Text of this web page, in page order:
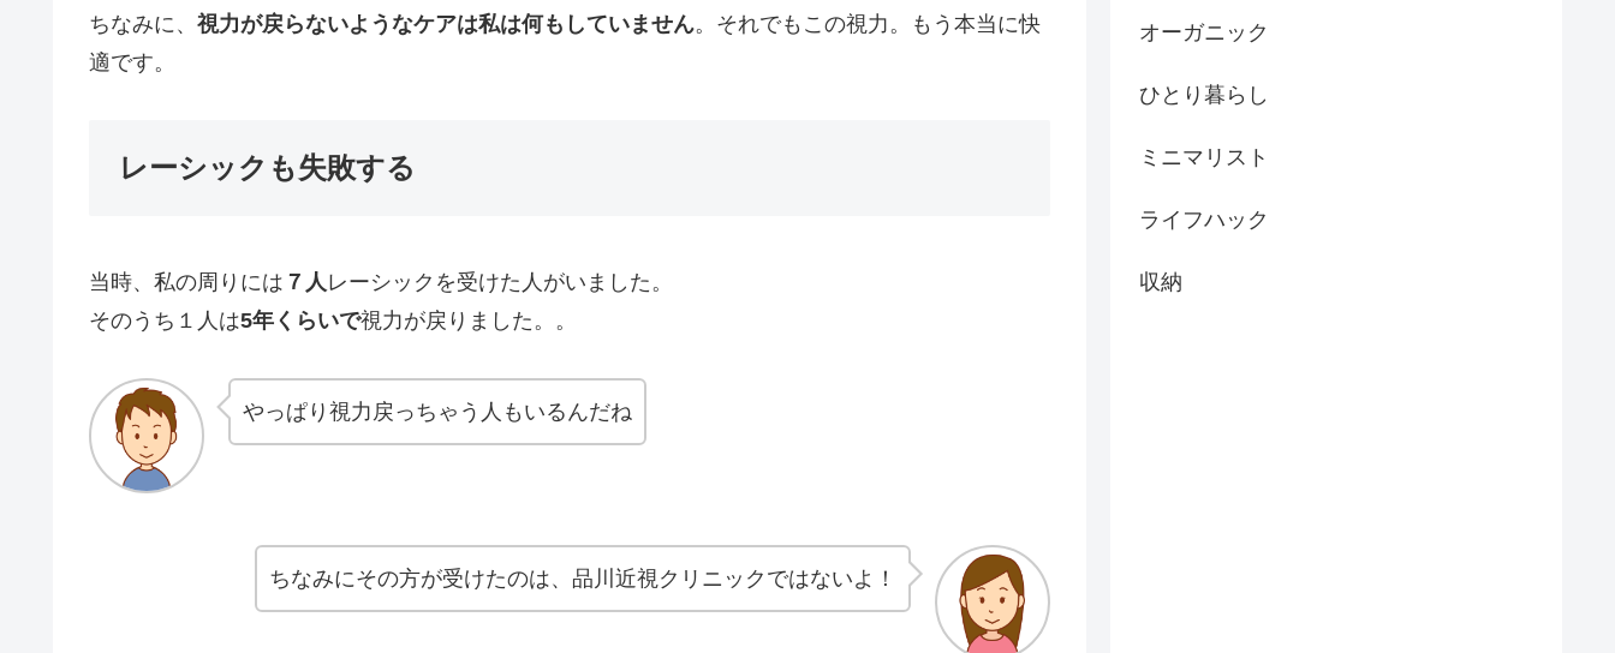
ちなみに、 視力が戻らないようなケアは私は何もしていません。それでもこの視力。もう本当に快
適です。
レーシックも失敗する
当時、私の周りには ７人レーシックを受けた人がいました。
そのうち１人は5年くらいで視力が戻りました。。
やっぱり視力戻っちゃう人もいるんだね
ちなみにその方が受けたのは、品川近視クリニックではないよ！
オーガニック
ひとり暮らし
ミニマリスト
ライフハック
収納